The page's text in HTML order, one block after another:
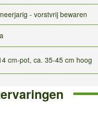
- vorstvrij bewaren
cm-pot, ca. 35-45 cm hoog